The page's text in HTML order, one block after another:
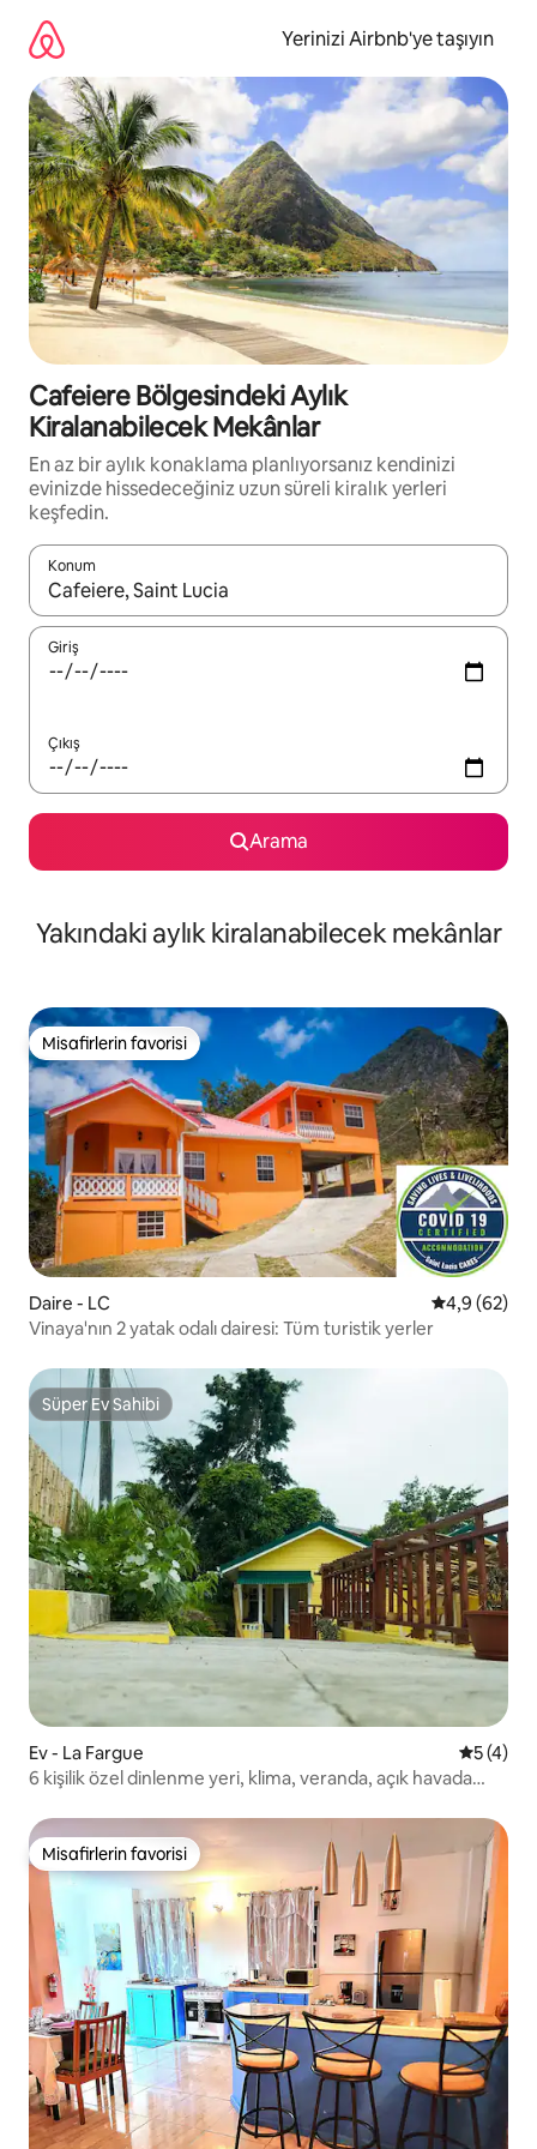
Yerinizi Airbnb'ye taşıyın
Cafeiere Bölgesindeki Aylık
Kiralanabilecek Mekânlar
En az bir aylık konaklama planlıyorsanız kendinizi
evinizde hissedeceğiniz uzun süreli kiralık yerleri
keşfedin.
Konum
Sonuçlar kullanılabilir olduğunda yukarı ve aşağı oklarıyla
Giriş
Çıkış
Arama
Yakındaki aylık kiralanabilecek mekânlar
Misafirlerin favorisi
Misafirlerin favorisi
Daire - LC 5 üzerinden
4,9 (62)
Vinaya'nın 2 yatak odalı dairesi: Tüm turistik yerler
Süper Ev Sahibi
Süper Ev Sahibi
Ev - La Fargue 55 (4)
6 kişilik özel dinlenme yeri, klima, veranda, açık havada
Misafirlerin favorisi
Misafirlerin favorisi